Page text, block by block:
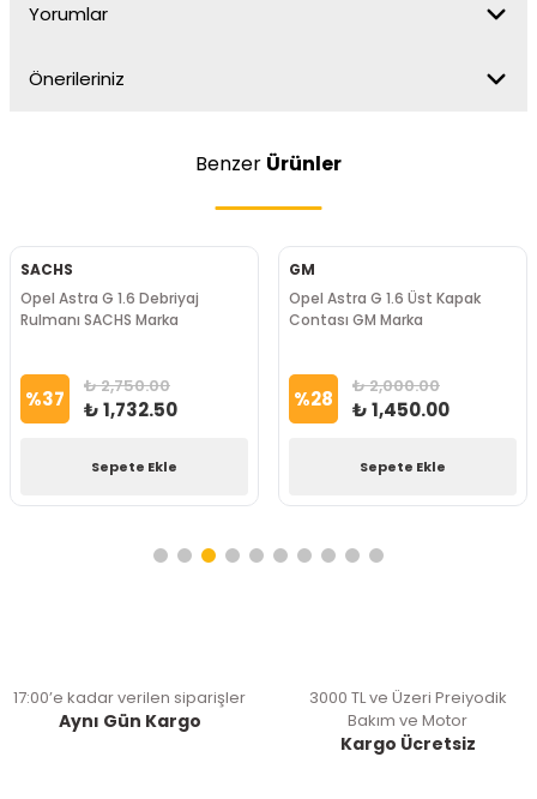
Yorumlar
Önerileriniz
Benzer Ürünler
SACHS
Opel Astra G 1.6 Debriyaj
Rulmanı SACHS Marka
%37 ₺ 2,750.00
₺ 1,732.50
Sepete Ekle
GM
Opel Astra G 1.6 Üst Kapak
Contası GM Marka
%28 ₺ 2,000.00
₺ 1,450.00
Sepete Ekle
17:00’e kadar verilen siparişler
Aynı Gün Kargo
3000 TL ve Üzeri Preiyodik
Bakım ve Motor
Kargo Ücretsiz